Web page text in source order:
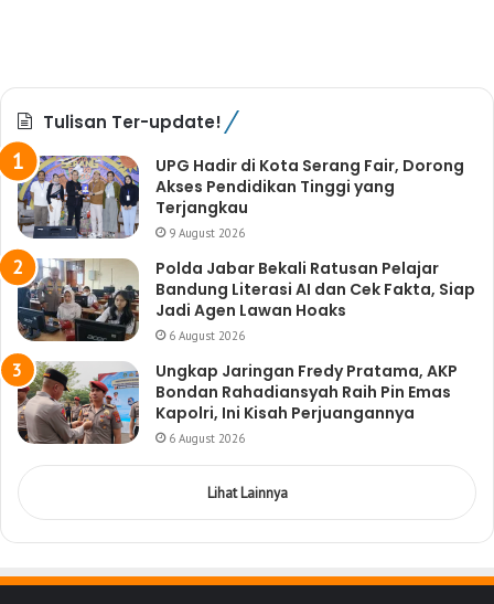
Tulisan Ter-update!
UPG Hadir di Kota Serang Fair, Dorong
Akses Pendidikan Tinggi yang
Terjangkau
9 August 2026
Polda Jabar Bekali Ratusan Pelajar
Bandung Literasi AI dan Cek Fakta, Siap
Jadi Agen Lawan Hoaks
6 August 2026
Ungkap Jaringan Fredy Pratama, AKP
Bondan Rahadiansyah Raih Pin Emas
Kapolri, Ini Kisah Perjuangannya
6 August 2026
Lihat Lainnya